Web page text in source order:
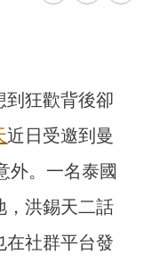
到狂歡背後卻
近日受邀到曼
外。一名泰國
，洪錫天二話
在社群平台發